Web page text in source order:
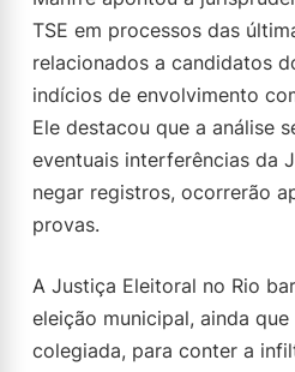
TSE em processos das
relacionados a candidatos
indícios de envolvimento
Ele destacou que a análise
eventuais interferências da
negar registros, ocorrerão
provas.
A Justiça Eleitoral no Rio
eleição municipal, ainda
colegiada, para conter a